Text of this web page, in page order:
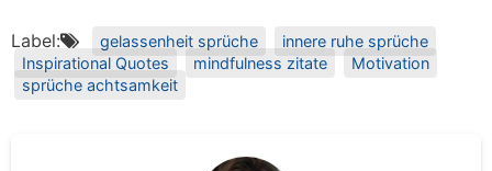
Label: gelassenheit sprüche
innere ruhe sprüche
Inspirational Quotes
mindfulness zitate
Motivation
sprüche achtsamkeit